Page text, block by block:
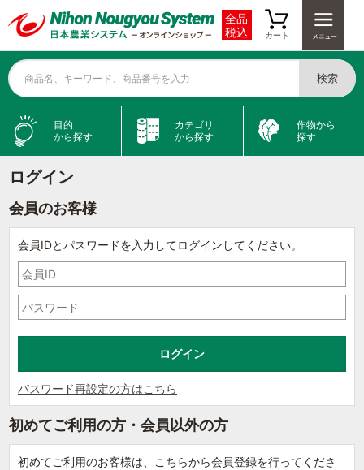
全品
税込
カート
商品名、キーワード、商品番号を入力 検索
目的
から探す
カテゴリ
から探す
作物から
探す
ログイン
会員のお客様
会員IDとパスワードを入力してログインしてください。
パスワード再設定の方はこちら
初めてご利用の方・会員以外の方
初めてご利用のお客様は、こちらから会員登録を行ってくださ